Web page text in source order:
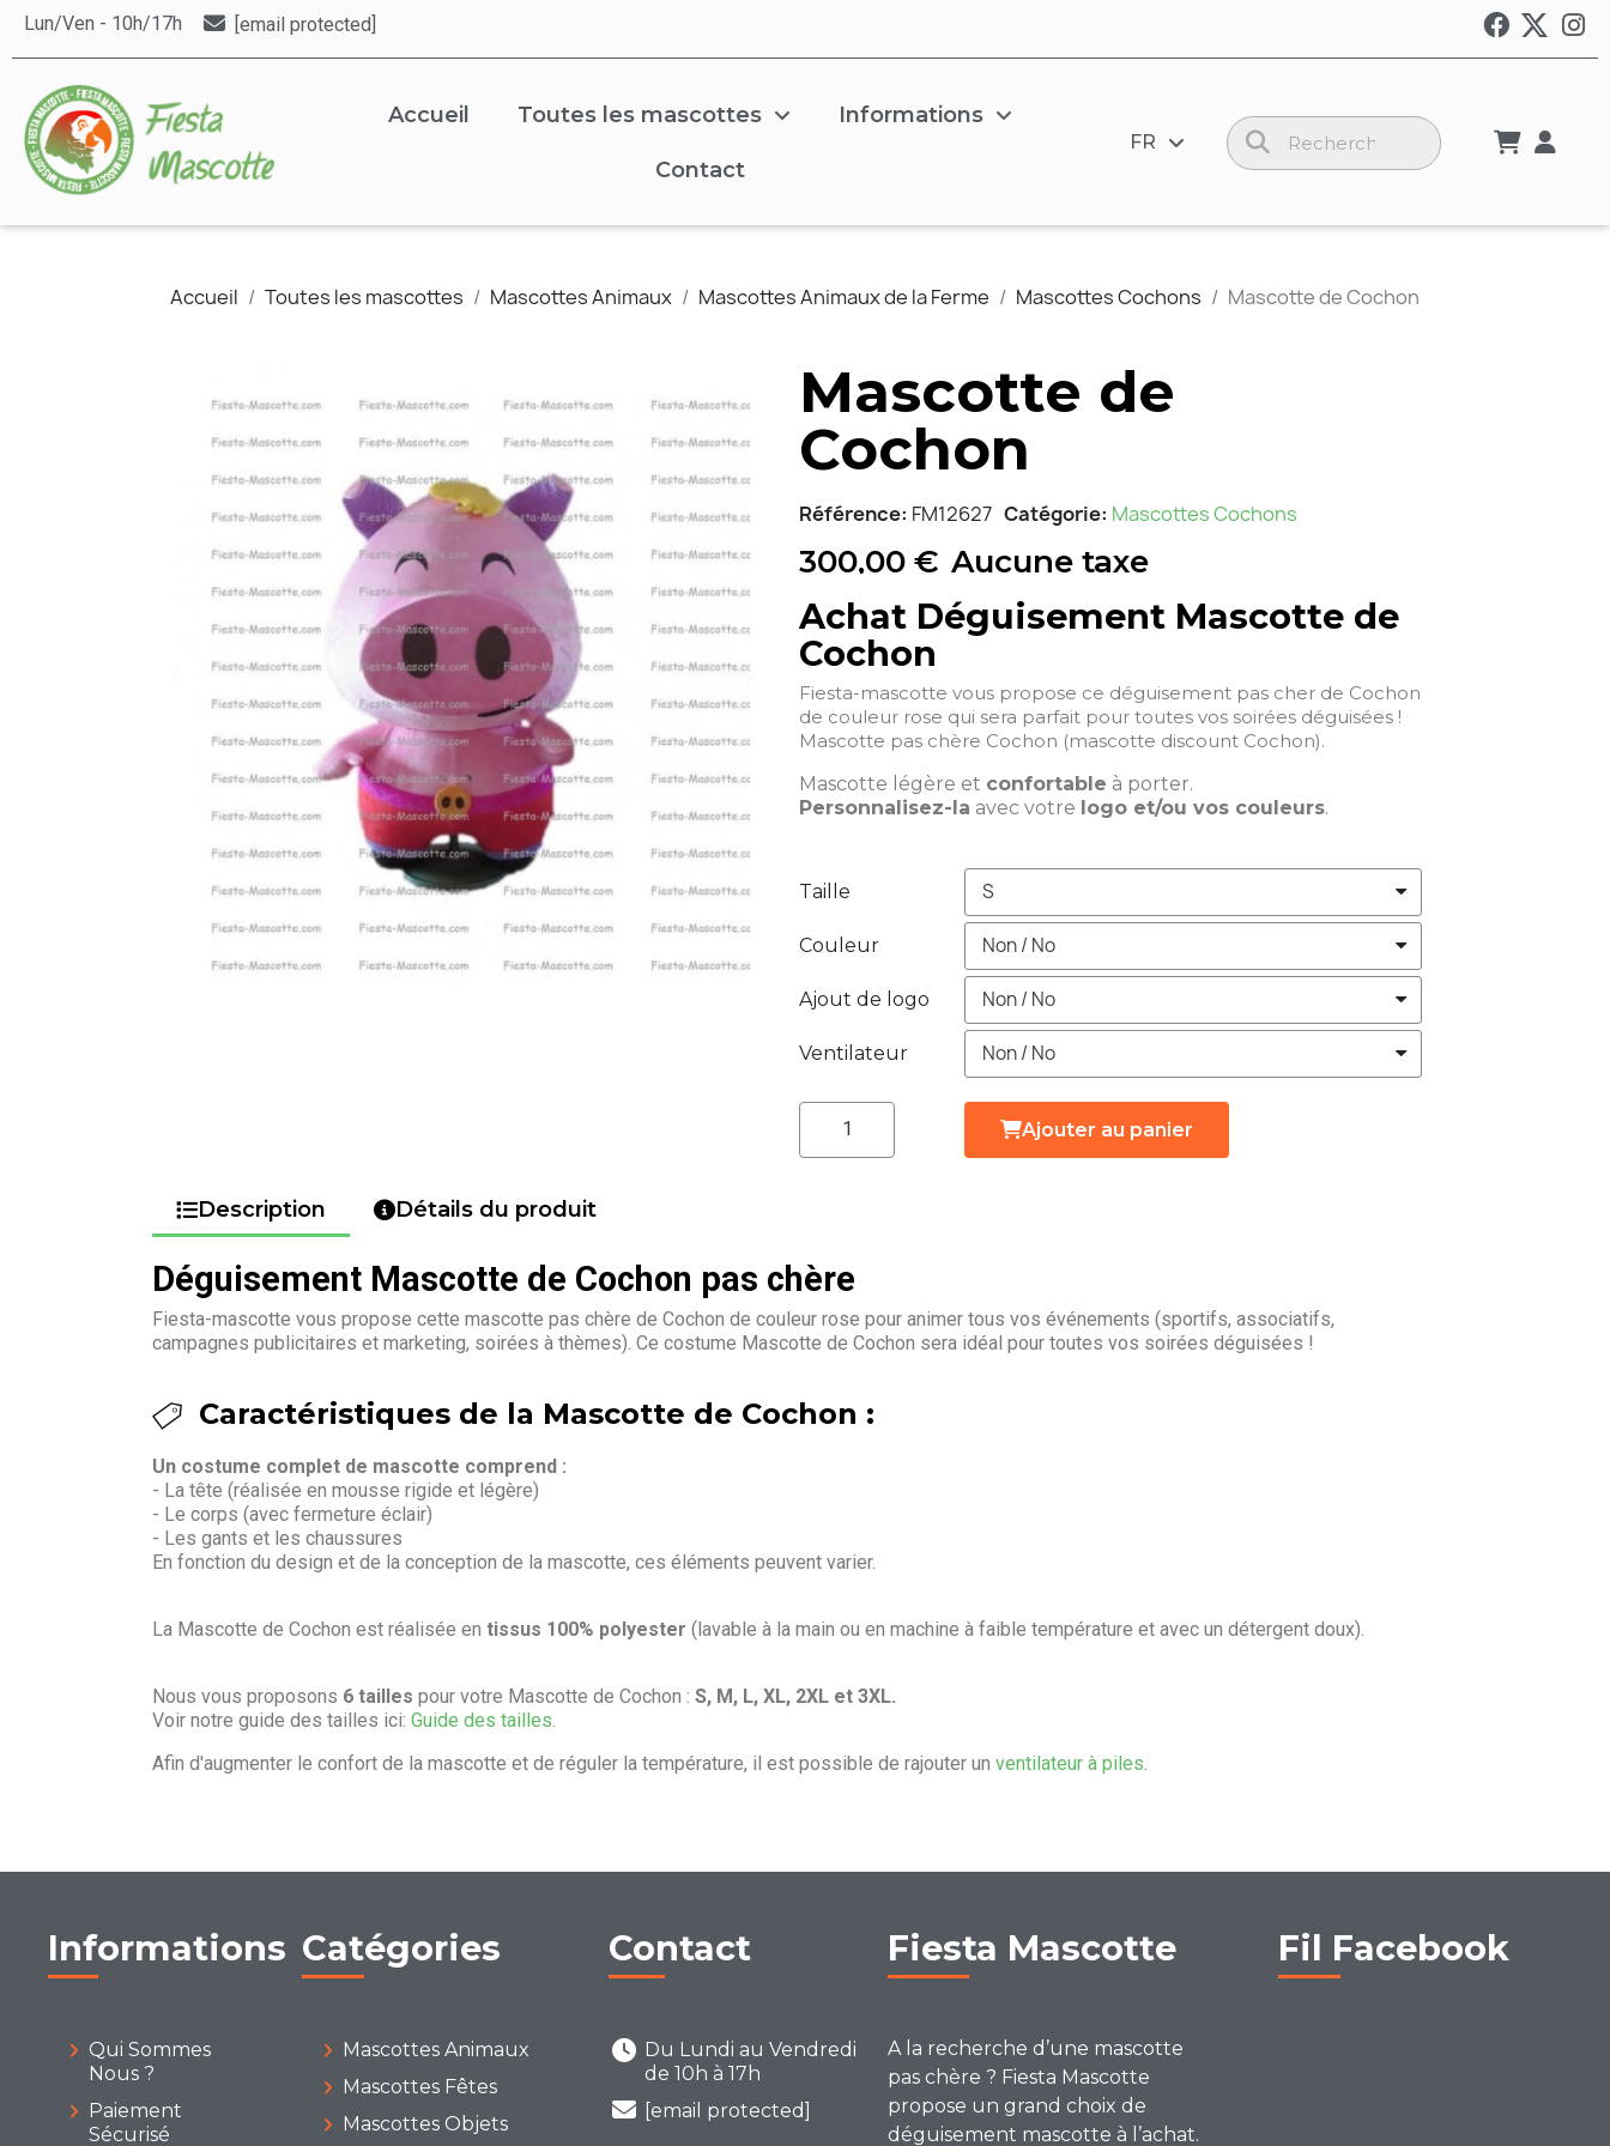
Lun/Ven - 10h/17h [email protected]
Accueil Toutes les mascottes Informations
Contact
FR
Accueil Toutes les mascottes Mascottes Animaux Mascottes Animaux de la Ferme Mascottes Cochons Mascotte de Cochon
Mascotte de
Cochon
Référence FM12627 Catégorie Mascottes Cochons
300,00 € Aucune taxe
Achat Déguisement Mascotte de
Cochon
Fiesta-mascotte vous propose ce déguisement pas cher de Cochon
de couleur rose qui sera parfait pour toutes vos soirées déguisées !
Mascotte pas chère Cochon (mascotte discount Cochon).
Mascotte légère et confortable à porter.
Personnalisez-la avec votre logo et/ou vos couleurs.
Taille
Couleur
Ajout de logo
Ventilateur
Ajouter au panier
Description Détails du produit
Déguisement Mascotte de Cochon pas chère
Fiesta-mascotte vous propose cette mascotte pas chère de Cochon de couleur rose pour animer tous vos événements (sportifs, associatifs,
campagnes publicitaires et marketing, soirées à thèmes). Ce costume Mascotte de Cochon sera idéal pour toutes vos soirées déguisées !
Caractéristiques de la Mascotte de Cochon :
Un costume complet de mascotte comprend :
- La tête (réalisée en mousse rigide et légère)
- Le corps (avec fermeture éclair)
- Les gants et les chaussures
En fonction du design et de la conception de la mascotte, ces éléments peuvent varier.
La Mascotte de Cochon est réalisée en tissus 100% polyester (lavable à la main ou en machine à faible température et avec un détergent doux).
Nous vous proposons 6 tailles pour votre Mascotte de Cochon : S, M, L, XL, 2XL et 3XL.
Voir notre guide des tailles ici: Guide des tailles.
Afin d'augmenter le confort de la mascotte et de réguler la température, il est possible de rajouter un ventilateur à piles.
Informations
Qui Sommes
Nous ?
Paiement
Sécurisé
Catégories
Mascottes Animaux
Mascottes Fêtes
Mascottes Objets
Contact
Du Lundi au Vendredi
de 10h à 17h
[email protected]
Fiesta Mascotte
A la recherche d’une mascotte
pas chère ? Fiesta Mascotte
propose un grand choix de
déguisement mascotte à l’achat.
Fil Facebook